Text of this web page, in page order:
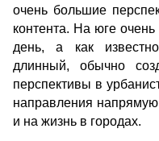
очень большие
контента. На юге
день, а как
длинный, обычно
перспективы в
направления напрямую
и на жизнь в городах.